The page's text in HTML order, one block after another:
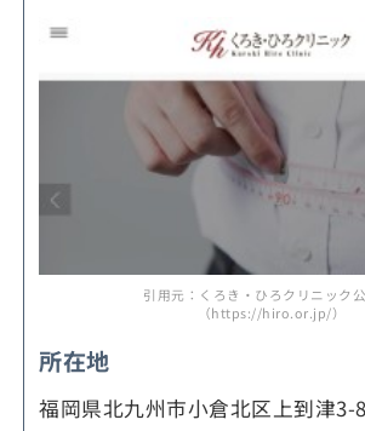
引用元：くろき・ひろクリニック
（https://hiro.or.jp/）
所在地
福岡県北九州市小倉北区上到津3-